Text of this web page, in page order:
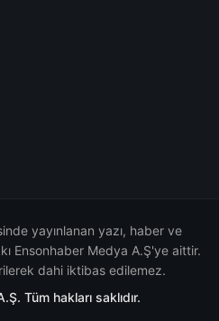
yayınlanan yazı, haber ve
Ensonhaber Medya A.Ş'ye aittir.
dahi iktibas edilemez.
Tüm hakları saklıdır.